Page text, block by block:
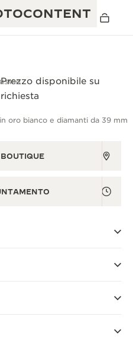
ANNI DI TRADIZIONE
Prezzo disponibile su
richiesta
oro bianco e diamanti da 39 mm